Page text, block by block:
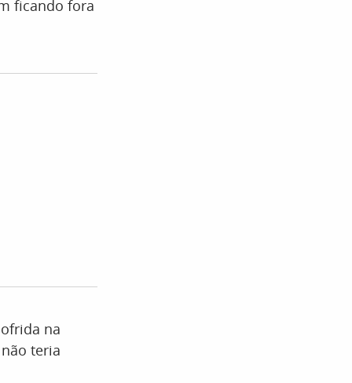
ficando fora
na
teria